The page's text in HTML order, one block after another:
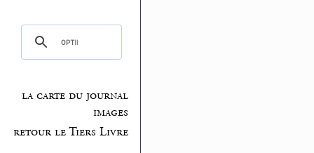
la carte du journal
images
retour le Tiers Livre